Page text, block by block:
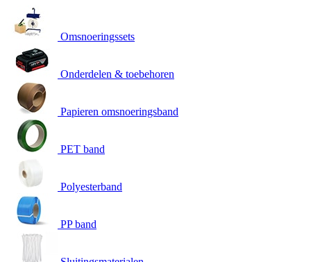
Omsnoeringssets
Onderdelen & toebehoren
Papieren omsnoeringsband
PET band
Polyesterband
PP band